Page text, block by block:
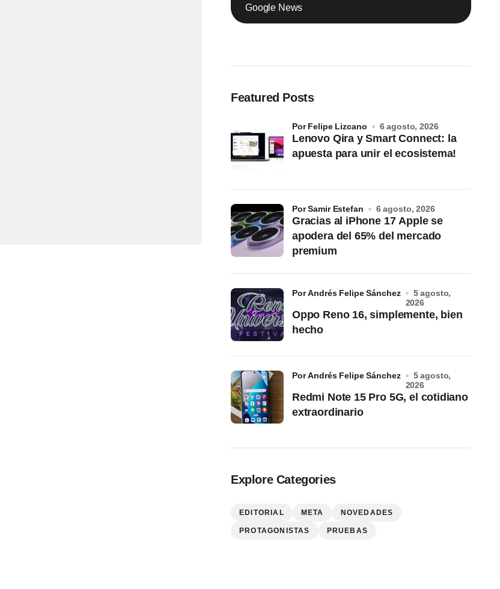
Google News
Featured Posts
Lenovo Qira y Smart Connect: la
apuesta para unir el ecosistema!
por Felipe Lizcano 6 agosto, 2026
Gracias al iPhone 17 Apple se
apodera del 65% del mercado
premium
por Samir Estefan 6 agosto, 2026
Oppo Reno 16, simplemente, bien
hecho
por Andrés Felipe Sánchez
5 agosto,
2026
Redmi Note 15 Pro 5G, el cotidiano
extraordinario
por Andrés Felipe Sánchez
5 agosto,
2026
Explore Categories
EDITORIAL META NOVEDADES
PROTAGONISTAS PRUEBAS